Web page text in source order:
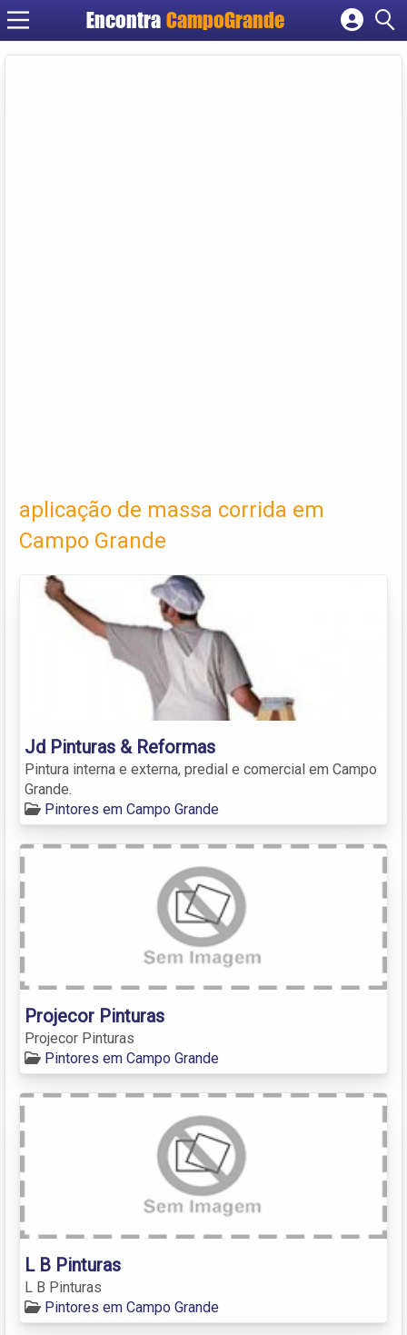
Encontra CampoGrande
Cadastrar empresa
aplicação de massa corrida em
Campo Grande
Jd Pinturas & Reformas
Pintura interna e externa, predial e comercial em Campo
Grande.
Pintores em Campo Grande
Projecor Pinturas
Projecor Pinturas
Pintores em Campo Grande
L B Pinturas
L B Pinturas
Pintores em Campo Grande